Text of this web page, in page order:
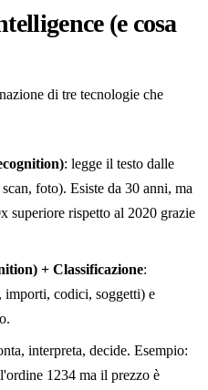
(e cosa
di tre tecnologie che
: legge il testo dalle
foto). Esiste da 30 anni, ma
superiore rispetto al 2020 grazie
+ Classificazione:
importi, codici, soggetti) e
interpreta, decide. Esempio:
1234 ma il prezzo è